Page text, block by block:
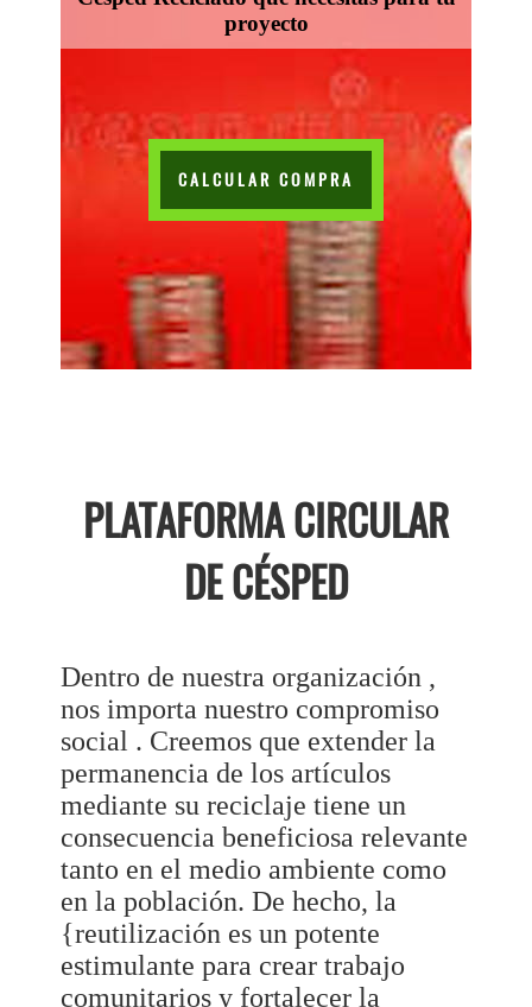
proyecto
CALCULAR COMPRA
PLATAFORMA CIRCULAR
DE CÉSPED
Dentro de nuestra organización ,
nos importa nuestro compromiso
social . Creemos que extender la
permanencia de los artículos
mediante su reciclaje tiene un
consecuencia beneficiosa relevante
tanto en el medio ambiente como
en la población. De hecho, la
{reutilización es un potente
estimulante para crear trabajo
comunitarios y fortalecer la